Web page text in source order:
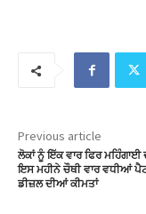
Previous article
ਲੋਕਾਂ ਨੂੰ ਇੱਕ ਵਾਰ ਫਿਰ ਮਹਿੰਗਾਈ
ਇਸ ਮਹੀਨੇ ਚੌਥੀ ਵਾਰ ਵਧੀਆਂ
ਡੀਜ਼ਲ ਦੀਆਂ ਕੀਮਤਾਂ